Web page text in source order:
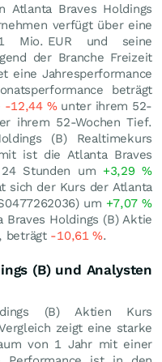
Atlanta Braves Holdings
verfügt über eine
Mio. EUR und seine
der Branche Freizeit
eine Jahresperformance
beträgt
-12,44 %unter ihrem 52-
ihrem 52-Wochen Tief.
(B) Realtimekurs
ist die Atlanta Braves
Stunden um +3,29%
sich der Kurs der Atlanta
um +7,07%
Holdings (B) Aktie
beträgt -10,61%.
(B) und Analysten
(B) Aktien Kurs
zeigt eine starke
von 1 Jahr mit einer